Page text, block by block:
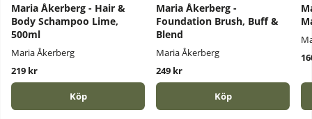
Maria Åkerberg - Hair &
Body Schampoo Lime,
500ml
Maria Åkerberg
219 kr
Köp
Maria Åkerberg -
Foundation Brush, Buff &
Blend
Maria Åkerberg
249 kr
Köp